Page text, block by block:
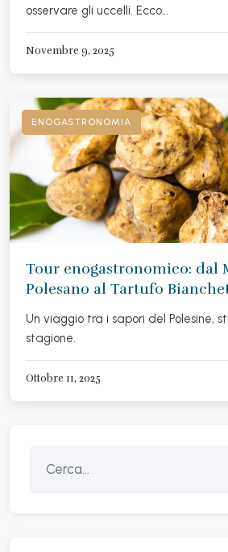
osservare gli uccelli. Ecco…
Novembre 9, 2025
ENOGASTRONOMIA
Tour enogastronomico: dal
Polesano al Tartufo
Un viaggio tra i sapori del Polesine,
stagione.
Ottobre 11, 2025